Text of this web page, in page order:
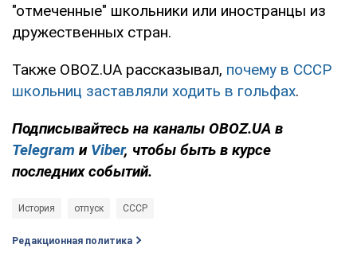
"отмеченные" школьники или иностранцы из
дружественных стран.
Также OBOZ.UA рассказывал, почему в СССР
школьниц заставляли ходить в гольфах.
Подписывайтесь на каналы OBOZ.UA в
Telegram и Viber, чтобы быть в курсе
последних событий.
История отпуск СССР
Редакционная политика